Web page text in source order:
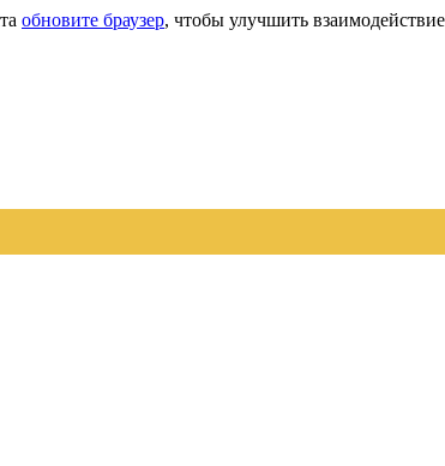
обновите браузер, чтобы улучшить